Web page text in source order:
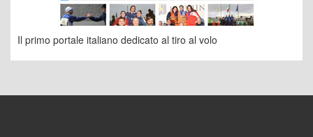
Il primo portale italiano dedicato al tiro al volo